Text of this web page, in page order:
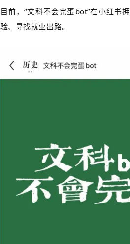
目前，“文科不会完蛋bot”在小红书
验、寻找就业出路。